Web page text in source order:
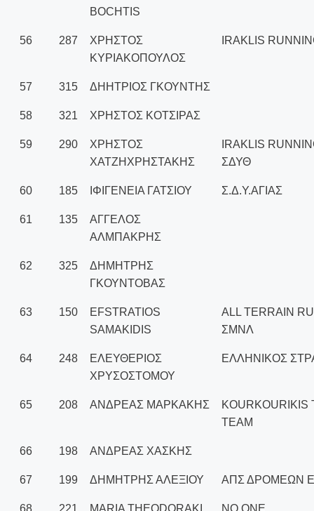
BOCHTIS
56 287
ΧΡΗΣΤΟΣ
ΚΥΡΙΑΚΟΠΟΥΛΟΣ
IRAKLIS
57 315 ΔΗΗΤΡΙΟΣ ΓΚΟΥΝΤΗΣ
58 321 ΧΡΗΣΤΟΣ ΚΟΤΣΙΡΑΣ
59 290
ΧΡΗΣΤΟΣ
ΧΑΤΖΗΧΡΗΣΤΑΚΗΣ
IRAKLIS
ΣΔΥΘ
60 185 ΙΦΙΓΕΝΕΙΑ ΓΑΤΣΙΟΥ Σ.Δ.Υ.ΑΓΙΑΣ
61 135
ΑΓΓΕΛΟΣ
ΑΛΜΠΑΚΡΗΣ
62 325
ΔΗΜΗΤΡΗΣ
ΓΚΟΥΝΤΟΒΑΣ
63 150
EFSTRATIOS
SAMAKIDIS
ALL TERRAIN
ΣΜΝΛ
64 248
ΕΛΕΥΘΕΡΙΟΣ
ΧΡΥΣΟΣΤΟΜΟΥ
ΕΛΛΗΝΙΚΟΣ
65 208 ΑΝΔΡΕΑΣ ΜΑΡΚΑΚΗΣ
KOURKOURIKIS
TEAM
66 198 ΑΝΔΡΕΑΣ ΧΑΣΚΗΣ
67 199 ΔΗΜΗΤΡΗΣ ΑΛΕΞΙΟΥ ΑΠΣ ΔΡΟΜΕΩΝ
68 221 MARIA THEODORAKI NO ONE